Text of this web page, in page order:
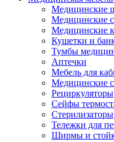
Медицинские
Медицинские
Медицинские
Кушетки и
Тумбы
Аптечки
Мебель для
Медицинские
Рециркуляторы
Сейфы
Стерилизаторы
Тележки для
Ширмы и